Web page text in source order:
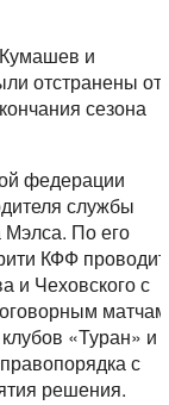
и
отстранены от
сезона
федерации
службы
Мэлса. По его
КФФ проводит
и Чеховского с
«Туран» и
с
решения.